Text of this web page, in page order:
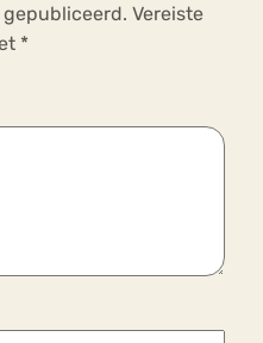
Vereiste
*